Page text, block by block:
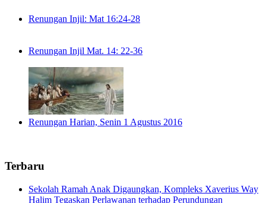
Renungan Injil: Mat 16:24-28
Renungan Injil Mat. 14: 22-36
Renungan Harian, Senin 1 Agustus 2016
Terbaru
Sekolah Ramah Anak Digaungkan, Kompleks Xaverius Way
Halim Tegaskan Perlawanan terhadap Perundungan